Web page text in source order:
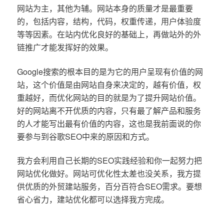
网站为主，其他为辅。网站本身的质量才是最重要
的，包括内容，结构，代码，权重传递，用户体验度
等等因素。在站内优化良好的基础上，再做站外的外
链推广才能发挥好的效果。
Google搜索的根本目的是为它的用户呈现有价值的网
站，这个价值是由网站自身来决定的，越有价值，权
重越好，而优化网站的目的就是为了提升网站价值。
好的网站离不开优质的内容，只有最了解产品和服务
的人才能写出最有价值的内容，这也是我前面说的你
要参与到谷歌SEO中来的原因和方式。
我方会利用自己长期的SEO实践经验和你一起努力把
网站优化做好。网站可优化性太差也没关系，我方提
供优质的外贸建站服务，百分百符合SEO需求。要想
省心省力，建站优化都可以选择我方完成。